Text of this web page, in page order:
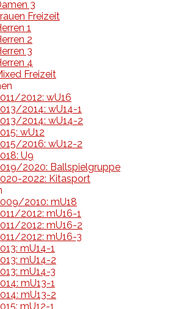
3
Freizeit
1
2
3
4
Freizeit
2012: wU16
2014: wU14-1
2014: wU14-2
wU12
2016: wU12-2
U9
2020: Ballspielgruppe
2022: Kitasport
2010: mU18
2012: mU16-1
2012: mU16-2
2012: mU16-3
mU14-1
mU14-2
mU14-3
mU13-1
mU13-2
mU12-1